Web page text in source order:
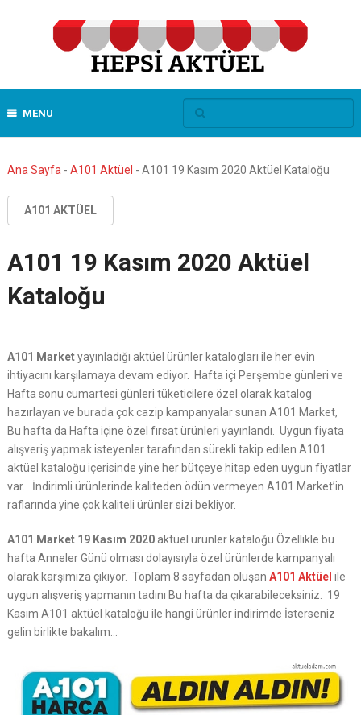
MENU
Ana Sayfa - A101 Aktüel - A101 19 Kasım 2020 Aktüel Kataloğu
A101 AKTÜEL
A101 19 Kasım 2020 Aktüel
Kataloğu
A101 Marketyayınladığı aktüel ürünler katalogları ile her evin
ihtiyacını karşılamaya devam ediyor. Hafta içi Perşembe günleri ve
Hafta sonu cumartesi günleri tüketicilere özel olarak katalog
hazırlayan ve burada çok cazip kampanyalar sunan A101 Market,
Bu hafta da Hafta içine özel fırsat ürünleri yayınlandı. Uygun fiyata
alışveriş yapmak isteyenler tarafından sürekli takip edilen A101
aktüel kataloğu içerisinde yine her bütçeye hitap eden uygun fiyatlar
var. İndirimli ürünlerinde kaliteden ödün vermeyen A101 Market’in
raflarında yine çok kaliteli ürünler sizi bekliyor.
A101 Market 19 Kasım 2020aktüel ürünler kataloğu Özellikle bu
hafta Anneler Günü olması dolayısıyla özel ürünlerde kampanyalı
olarak karşımıza çıkıyor. Toplam 8 sayfadan oluşan A101 Aktüel ile
uygun alışveriş yapmanın tadını Bu hafta da çıkarabileceksiniz. 19
Kasım A101 aktüel kataloğu ile hangi ürünler indirimde İsterseniz
gelin birlikte bakalım…